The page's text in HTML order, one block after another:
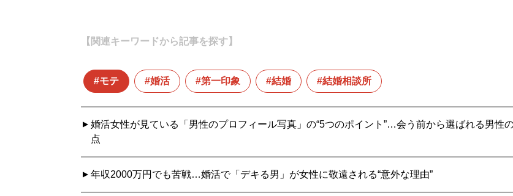
【関連キーワードから記事を探す】
モテ 婚活 第一印象 結婚 結婚相談所
婚活女性が見ている「男性のプロフィール写真」の“5つのポイント”…会う前から選ばれる男性
点
年収2000万円でも苦戦…婚活で「デキる男」が女性に敬遠される“意外な理由”